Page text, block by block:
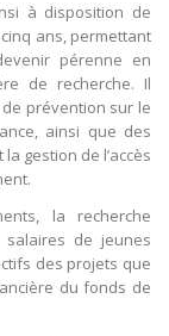
à disposition de
ans, permettant
pérenne en
de recherche. Il
prévention sur le
ainsi que des
gestion de l’accès
la recherche
salaires de jeunes
des projets que
du fonds de